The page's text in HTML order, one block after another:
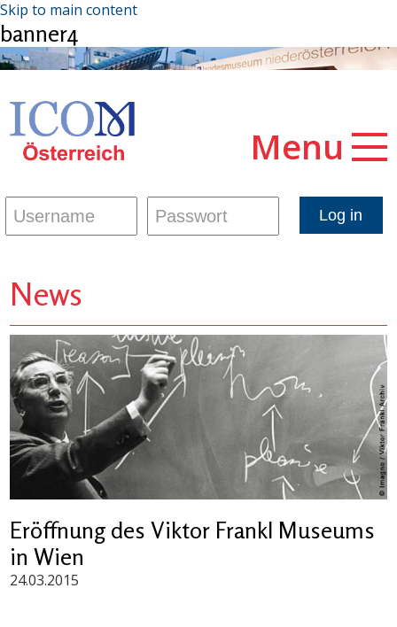
Skip to main content
banner4
Menu
News
Eröffnung des Viktor Frankl Museums
in Wien
24.03.2015